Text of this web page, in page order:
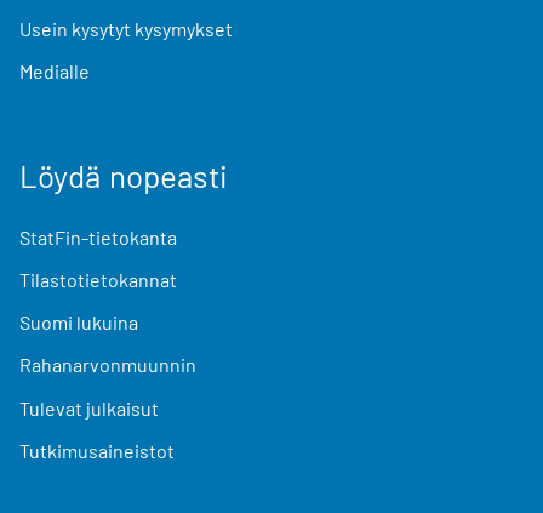
Usein kysytyt kysymykset
Medialle
Löydä nopeasti
StatFin-tietokanta
Tilastotietokannat
Suomi lukuina
Rahanarvonmuunnin
Tulevat julkaisut
Tutkimusaineistot